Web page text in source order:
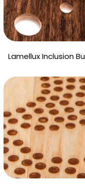
Lamellux Inclusion